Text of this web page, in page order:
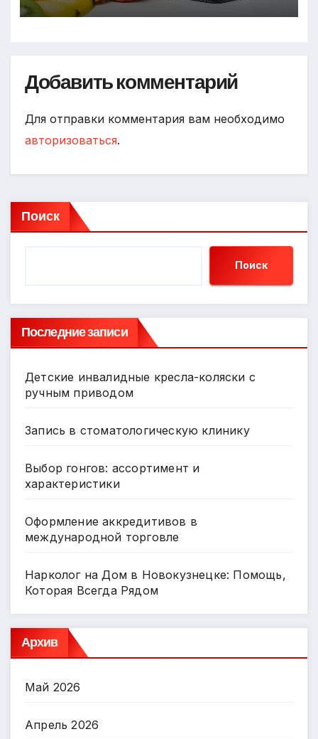
Добавить комментарий
Для отправки комментария вам необходимо
авторизоваться.
Поиск
Поиск
Последние записи
Детские инвалидные кресла-коляски с
ручным приводом
Запись в стоматологическую клинику
Выбор гонгов: ассортимент и
характеристики
Оформление аккредитивов в
международной торговле
Нарколог на Дом в Новокузнецке: Помощь,
Которая Всегда Рядом
Архив
Май 2026
Апрель 2026